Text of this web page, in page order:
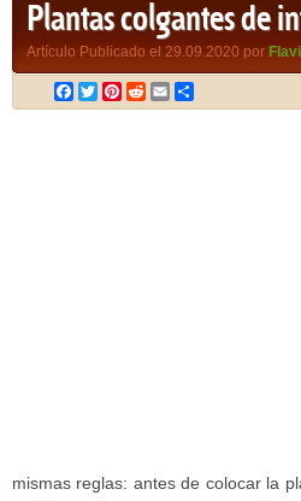
Plantas colgantes de
Artículo Publicado el 29.09.2020 por
Facebook
TwitterPinterest
RedditEmail
mismas reglas: antes de colocar la